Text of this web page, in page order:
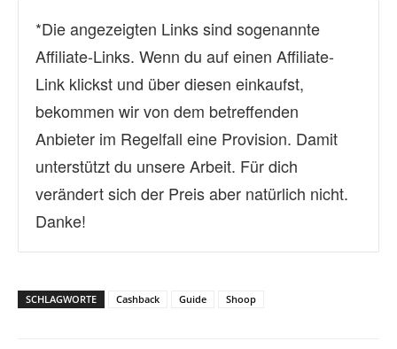
*Die angezeigten Links sind sogenannte
Affiliate-Links. Wenn du auf einen Affiliate-
Link klickst und über diesen einkaufst,
bekommen wir von dem betreffenden
Anbieter im Regelfall eine Provision. Damit
unterstützt du unsere Arbeit. Für dich
verändert sich der Preis aber natürlich nicht.
Danke!
SCHLAGWORTE Cashback Guide Shoop